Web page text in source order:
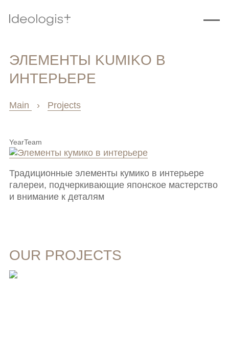
ЭЛЕМЕНТЫ KUMIKO В
ИНТЕРЬЕРЕ
Main › Projects
Традиционные элементы кумико в интерьере
галереи, подчеркивающие японское мастерство
и внимание к деталям
YearTeam
OUR PROJECTS